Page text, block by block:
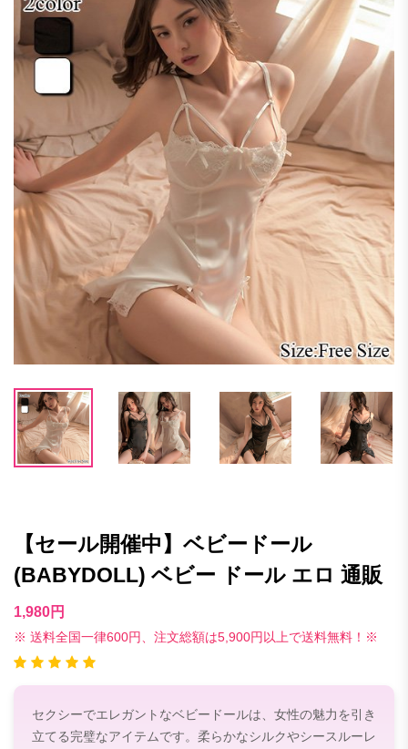
【セール開催中】ベビードール
(BABYDOLL) ベビー ドール エロ 通販
1,980円
※ 送料全国一律600円、注文総額は5,900円以上で送料無料！※
セクシーでエレガントなベビードールは、女性の魅力を引き
立てる完璧なアイテムです。柔らかなシルクやシースルーレ